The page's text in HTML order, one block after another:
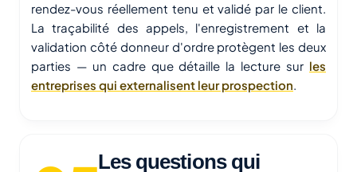
rendez-vous réellement tenu et validé par le client.
La traçabilité des appels, l'enregistrement et la
validation côté donneur d'ordre protègent les deux
parties — un cadre que détaille la lecture sur les
entreprises qui externalisent leur prospection.
Les questions qui